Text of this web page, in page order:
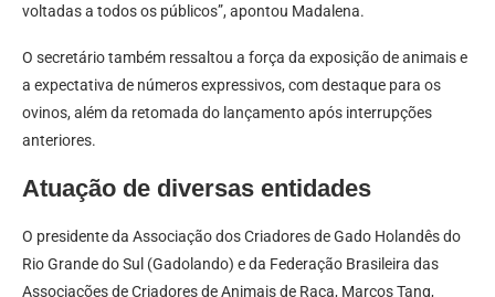
voltadas a todos os públicos”, apontou Madalena.
O secretário também ressaltou a força da exposição de animais e
a expectativa de números expressivos, com destaque para os
ovinos, além da retomada do lançamento após interrupções
anteriores.
Atuação de diversas entidades
O presidente da Associação dos Criadores de Gado Holandês do
Rio Grande do Sul (Gadolando) e da Federação Brasileira das
Associações de Criadores de Animais de Raça, Marcos Tang,